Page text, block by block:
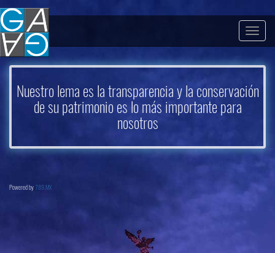
Nuestro lema es la transparencia y la conservación
de su patrimonio es lo más importante para
nosotros
Powered by 789.MX